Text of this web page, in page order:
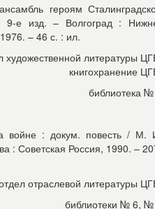
героям
9-е изд. – Волгоград :
– 46 с. : ил.
художественной литературы
книгохранение
библиотека
: докум. повесть / М.
: Советская Россия, 1990. –
отраслевой литературы
библиотеки № 6,